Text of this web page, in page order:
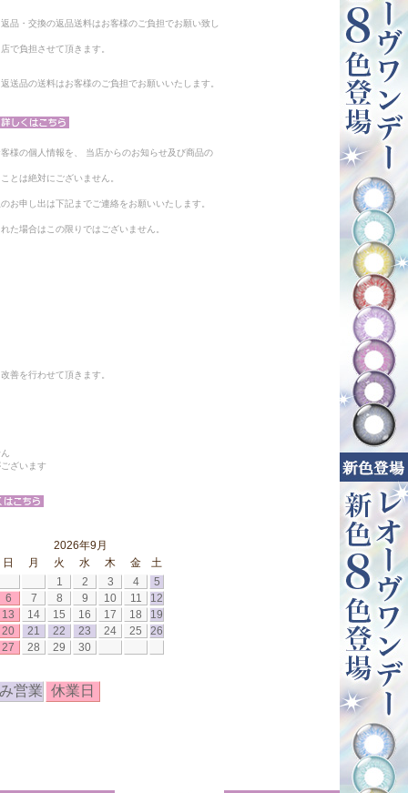
品・交換の返品送料はお客様のご負担でお願い致し
で負担させて頂きます。
送品の送料はお客様のご負担でお願いいたします。
様の個人情報を、 当店からのお知らせ及び商品の
とは絶対にございません。
お申し出は下記までご連絡をお願いいたします。
た場合はこの限りではございません。
善を行わせて頂きます。
ざいます
2026年9月
日
月 火 水 木 金
土
1
2 3 4
5
6
7 8 9 10 11
12
13
14 15 16 17 18
19
20
21 22 23 24 25
26
27
28 29 30
営業 休業日